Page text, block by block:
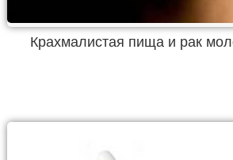
Крахмалистая пища и рак